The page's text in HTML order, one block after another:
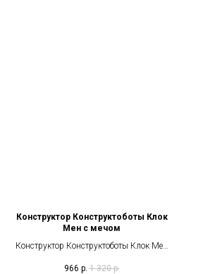
Конструктор Конструктоботы Клок
Мен с мечом
Конструктор Конструктоботы Клок Мен
966 р. 1 320 р.